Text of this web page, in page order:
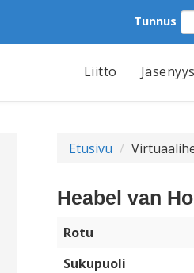
Tunnus
Liitto Jäsenyys
Etusivu
Heabel van
Rotu
Sukupuoli